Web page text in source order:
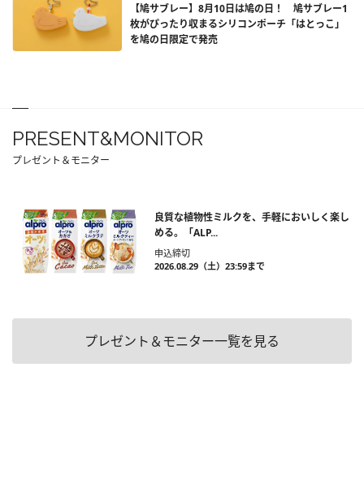
【鳩サブレー】8月10日は鳩の日！ 鳩サブレー1
枚がぴったり収まるシリコンポーチ「はとっこ」
を鳩の日限定で発売
PRESENT&MONITOR
プレゼント＆モニター
良質な植物性ミルクを、手軽においしく楽し
める。「ALP...
申込締切
2026.08.29（土）23:59まで
プレゼント＆モニター一覧を見る